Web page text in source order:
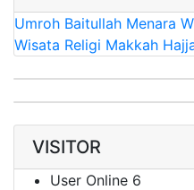
Umroh Baitullah Menara
Wisata Religi Makkah
VISITOR
User Online 6